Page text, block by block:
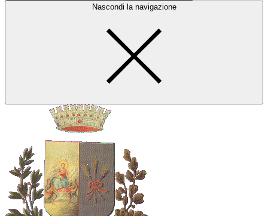
Nascondi la navigazione